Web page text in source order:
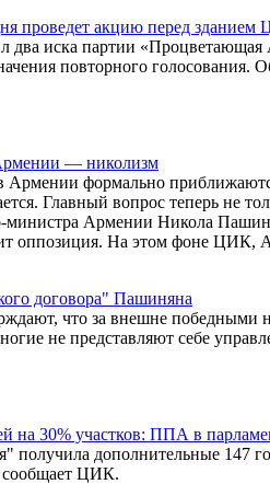
проведет акцию перед зданием
два иска партии
повторного
— николизм
формально
Главный вопрос теперь не
министра Армении Никола
оппозиция. На этом фоне
договора" Пашиняна
что за внешне победными
не представляют себе
на 30% участков: ППА в
дополнительные 147
сообщает ЦИК.